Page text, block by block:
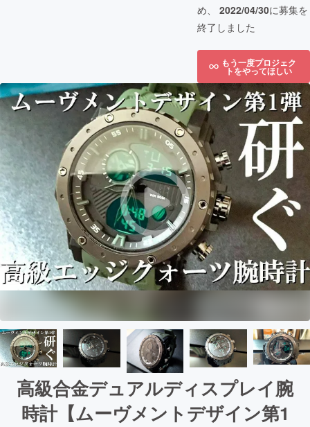
め、 2022/04/30に募集を
終了しました
もう一度プロジェク
トをやってほしい
高級合金デュアルディスプレイ腕
時計【ムーヴメントデザイン第1